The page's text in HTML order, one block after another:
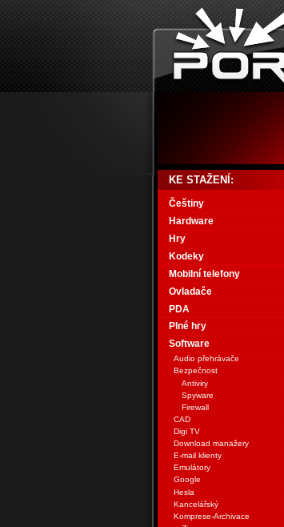
KE STAŽENÍ:
Češtiny
Hardware
Hry
Kodeky
Mobilní telefony
Ovladače
PDA
Plné hry
Software
Audio přehrávače
Bezpečnost
Antiviry
Spyware
Firewall
CAD
Digi TV
Download manažery
E-mail klienty
Emulátory
Google
Hesla
Kancelářský
Komprese-Archivace